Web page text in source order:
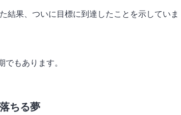
結果、ついに目標に到達したことを示していま
でもあります。
ちる夢